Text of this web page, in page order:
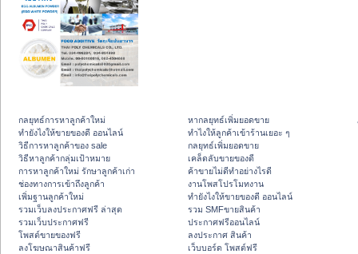
กลยุทธ์การหาลูกค้าใหม่
ทํายังไงให้ขายของดี ออนไลน์
วิธีการหาลูกค้าของ sale
วิธีหาลูกค้ากลุ่มเป้าหมาย
การหาลูกค้าใหม่ รักษาลูกค้าเก่า
ช่องทางการเข้าถึงลูกค้า
เพิ่มฐานลูกค้าใหม่
รวมเว็บลงประกาศฟรี ล่าสุด
รวมเว็บประกาศฟรี
โพสต์ขายของฟรี
ลงโฆษณาสินค้าฟรี
หากลยุทธ์เพิ่มยอดขาย
ทําไงให้ลูกค้าเข้าร้านเยอะ ๆ
กลยุทธ์เพิ่มยอดขาย
เคล็ดลับขายของดี
ค้าขายไม่ดีทำอย่างไรดี
งานโพสโปรโมทงาน
ทํายังไงให้ขายของดี ออนไลน์
รวม SMFขายสินค้า
ประกาศฟรีออนไลน์
ลงประกาศ สินค้า
เว็บบอร์ด โพสต์ฟรี